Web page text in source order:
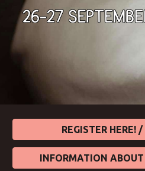
REGISTER HERE!
INFORMATION